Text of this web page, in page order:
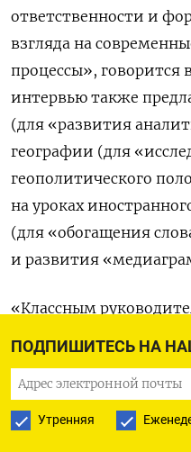
ПОДПИШИТЕСЬ НА
Утренняя
ответственности и
взгляда на
процессы», говорится
интервью также
(для «развития
географии (для
геополитического
на уроках
(для «обогащения
и развития
«Классным
с данным интервью,
гражданской
осведомленности», —